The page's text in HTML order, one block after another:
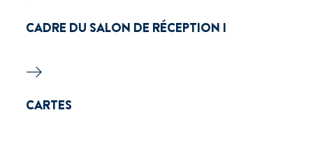
CADRE DU SALON DE RÉCEPTION I
CARTES